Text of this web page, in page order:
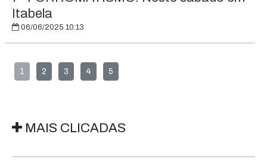
Itabela
06/06/2025 10:13
1 2 3 4 5
MAIS CLICADAS